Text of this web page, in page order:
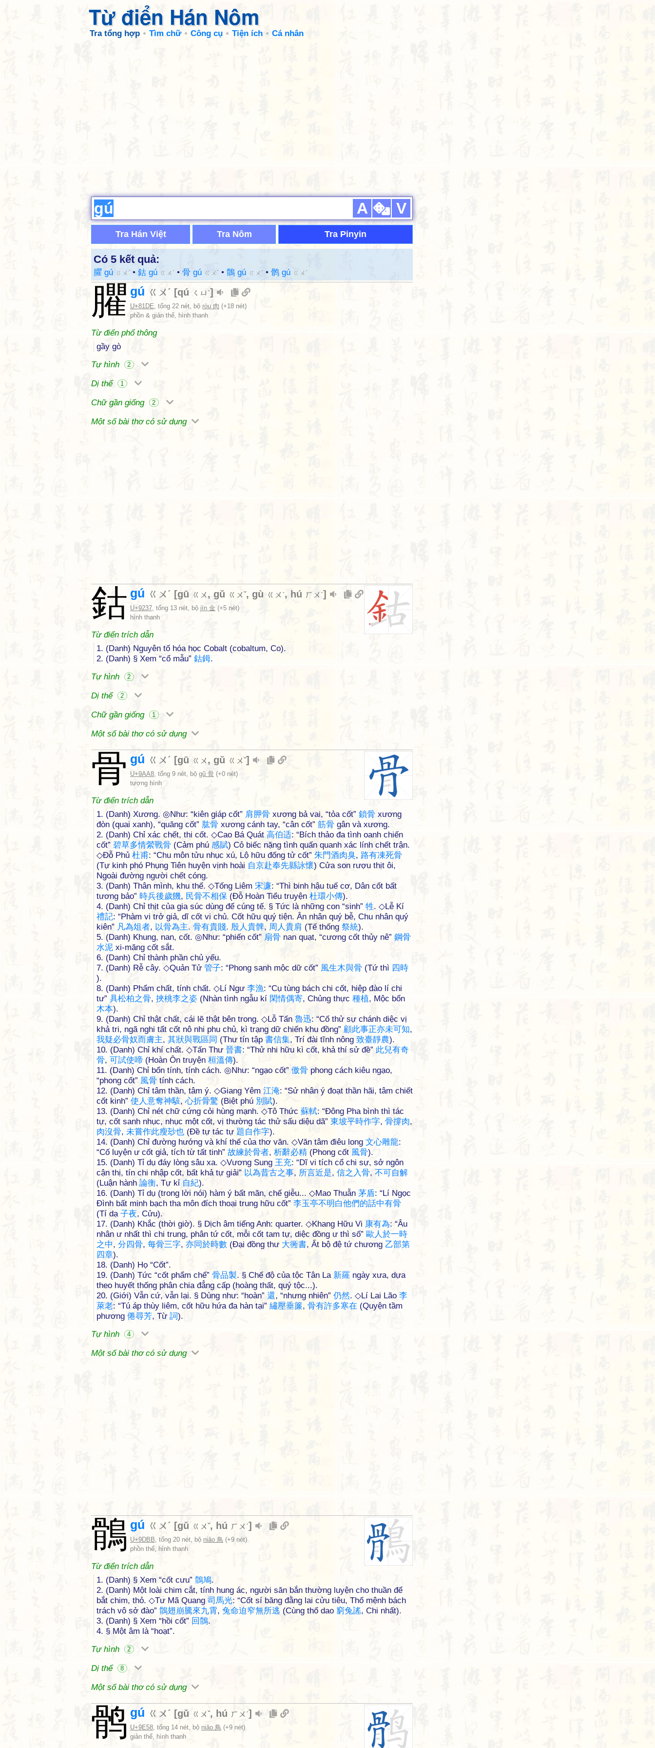
Từ điển Hán Nôm
Tra tổng hợp Tìm chữ Công cụ Tiện ích Cá nhân
A V
Tra Hán Việt Tra Nôm Tra Pinyin
Có 5 kết quả:
臞 gú ㄍㄨˊ • 鈷 gú ㄍㄨˊ • 骨 gú ㄍㄨˊ • 鶻 gú ㄍㄨˊ • 鹘 gú ㄍㄨˊ
臞 gú ㄍㄨˊ [qú ㄑㄩˊ]
U+81DE, tổng 22 nét, bộ ròu 肉 (+18 nét)
phồn & giản thể, hình thanh
Từ điển phổ thông
gầy gò
Tự hình
2
Dị thể 1
Chữ gần giống 2
Một số bài thơ có sử dụng
鈷 gú ㄍㄨˊ [gū ㄍㄨ , gǔ ㄍㄨˇ, gù ㄍㄨˋ, hú ㄏㄨˊ]
U+9237, tổng 13 nét, bộ jīn 金 (+5 nét)
hình thanh
Từ điển trích dẫn
1. (Danh) Nguyên tố hóa học Cobalt (cobaltum, Co).
2. (Danh) § Xem “cổ mẫu” 鈷鉧.
Tự hình
2
Dị thể 2
Chữ gần giống 1
Một số bài thơ có sử dụng
骨 gú ㄍㄨˊ [gū ㄍㄨ , gǔ ㄍㄨˇ]
U+9AA8, tổng 9 nét, bộ gǔ 骨 (+0 nét)
tượng hình
Từ điển trích dẫn
1. (Danh) Xương. ◎Như: “kiên giáp cốt” 肩胛骨 xương bả vai, “tỏa cốt” 鎖骨 xương
đòn (quai xanh), “quăng cốt” 肱骨 xương cánh tay, “cân cốt” 筋骨 gân và xương.
2. (Danh) Chỉ xác chết, thi cốt. ◇Cao Bá Quát 高伯适: “Bích thảo đa tình oanh chiến
cốt” 碧草多情縈戰骨 (Cảm phú 感賦) Cỏ biếc nặng tình quấn quanh xác lính chết trận.
◇Đỗ Phủ 杜甫: “Chu môn tửu nhục xú, Lộ hữu đống tử cốt” 朱門酒肉臭, 路有凍死骨
(Tự kinh phó Phụng Tiên huyện vịnh hoài 自京赴奉先縣詠懷) Cửa son rượu thịt ôi,
Ngoài đường người chết cóng.
3. (Danh) Thân mình, khu thể. ◇Tống Liêm 宋濂: “Thì binh hậu tuế cơ, Dân cốt bất
tương bảo” 時兵後歲饑, 民骨不相保 (Đỗ Hoàn Tiểu truyện 杜環小傳).
4. (Danh) Chỉ thịt của gia súc dùng để cúng tế. § Tức là những con “sinh” 牲. ◇Lễ Kí
禮記: “Phàm vi trở giả, dĩ cốt vi chủ. Cốt hữu quý tiện. Ân nhân quý bễ, Chu nhân quý
kiên” 凡為俎者, 以骨為主. 骨有貴賤. 殷人貴髀, 周 人貴肩 (Tế thống 祭統).
5. (Danh) Khung, nan, cốt. ◎Như: “phiến cốt” 扇骨 nan quạt, “cương cốt thủy nê” 鋼骨
水泥 xi-măng cốt sắt.
6. (Danh) Chỉ thành phần chủ yếu.
7. (Danh) Rễ cây. ◇Quản Tử 管子: “Phong sanh mộc dữ cốt” 風生木與骨 (Tứ thì 四時
).
8. (Danh) Phẩm chất, tính chất. ◇Lí Ngư 李漁: “Cụ tùng bách chi cốt, hiệp đào lí chi
tư” 具松柏之骨, 挾桃李之姿 (Nhàn tình ngẫu kí 閑情偶寄, Chủng thực 種植, Mộc bổn
木本).
9. (Danh) Chỉ thật chất, cái lẽ thật bên trong. ◇Lỗ Tấn 魯迅: “Cố thử sự chánh diệc vị
khả tri, ngã nghi tất cốt nô nhi phu chủ, kì trạng dữ chiến khu đồng” 顧此事正亦未可知,
我疑必骨奴而膚主, 其狀與戰區同 (Thư tín tập 書信集, Trí đài tĩnh nông 致臺靜農).
10. (Danh) Chỉ khí chất. ◇Tấn Thư 晉書: “Thử nhi hữu kì cốt, khả thí sử đề” 此兒有奇
骨, 可試使啼 (Hoàn Ôn truyện 桓溫傳).
11. (Danh) Chỉ bổn tính, tính cách. ◎Như: “ngạo cốt” 傲骨 phong cách kiêu ngạo,
“phong cốt” 風骨 tính cách.
12. (Danh) Chỉ tâm thần, tâm ý. ◇Giang Yêm 江淹: “Sử nhân ý đoạt thần hãi, tâm chiết
cốt kinh” 使人意奪神駭,心折骨驚 (Biệt phú 別 賦).
13. (Danh) Chỉ nét chữ cứng cỏi hùng mạnh. ◇Tô Thức 蘇軾: “Đông Pha bình thì tác
tự, cốt sanh nhục, nhục một cốt, vị thường tác thử sấu diệu dã” 東坡平時作字, 骨撐肉,
肉沒骨, 未嘗作此瘦玅也 (Đề tự tác tự 題 自作字).
14. (Danh) Chỉ đường hướng và khí thế của thơ văn. ◇Văn tâm điêu long 文心雕龍:
“Cố luyện ư cốt giả, tích từ tất tinh” 故練於骨者, 析辭必精 (Phong cốt 風骨).
15. (Danh) Tỉ dụ đáy lòng sâu xa. ◇Vương Sung 王充: “Dĩ vi tích cổ chi sự, sở ngôn
cận thị, tín chi nhập cốt, bất khả tự giải” 以為昔古之事, 所言近是, 信之 入骨, 不可自解
(Luận hành 論衡, Tự kỉ 自紀).
16. (Danh) Tỉ dụ (trong lời nói) hàm ý bất mãn, chế giễu... ◇Mao Thuẫn 茅盾: “Lí Ngọc
Đình bất minh bạch tha môn đích thoại trung hữu cốt” 李玉亭不明白他們的話中有骨
(Tí dạ 子夜, Cửu).
17. (Danh) Khắc (thời giờ). § Dịch âm tiếng Anh: quarter. ◇Khang Hữu Vi 康有為: “Âu
nhân ư nhất thì chi trung, phân tứ cốt, mỗi cốt tam tự, diệc đồng ư thì số” 歐 人於一時
之中, 分四骨, 每骨三字, 亦同於時數 (Đại đồng thư 大衕書, Ất bộ đệ tứ chương 乙部第
四章).
18. (Danh) Họ “Cốt”.
19. (Danh) Tức “cốt phẩm chế” 骨品製. § Chế độ của tộc Tân La 新羅 ngày xưa, dựa
theo huyết thống phân chia đẳng cấp (hoàng thất, quý tộc...).
20. (Giới) Vẫn cứ, vẫn lại. § Dùng như: “hoàn” 還, “nhưng nhiên” 仍然. ◇Lí Lai Lão 李
萊老: “Tú áp thùy liêm, cốt hữu hứa đa hàn tại” 繡壓垂簾, 骨有許多寒在 (Quyện tầm
phương 倦尋芳, Từ 詞).
Tự hình
4
Một số bài thơ có sử dụng
鶻 gú ㄍㄨˊ [gǔ ㄍㄨˇ, hú ㄏㄨˊ]
U+9DBB, tổng 20 nét, bộ niǎo 鳥 (+9 nét)
phồn thể, hình thanh
Từ điển trích dẫn
1. (Danh) § Xem “cốt cưu” 鶻鳩.
2. (Danh) Một loài chim cắt, tính hung ác, người săn bắn thường luyện cho thuần để
bắt chim, thỏ. ◇Tư Mã Quang 司 馬光: “Cốt sí băng đằng lai cửu tiêu, Thố mệnh bách
trách vô sở đào” 鶻翅 崩騰來九霄, 兔命迫窄無所逃 (Cùng thố dao 窮兔謠, Chi nhất).
3. (Danh) § Xem “hồi cốt” 回鶻.
4. § Một âm là “hoạt”.
Tự hình
2
Dị thể 8
Một số bài thơ có sử dụng
鹘 gú ㄍㄨˊ [gǔ ㄍㄨˇ, hú ㄏㄨˊ]
U+9E58, tổng 14 nét, bộ niǎo 鳥 (+9 nét)
giản thể, hình thanh